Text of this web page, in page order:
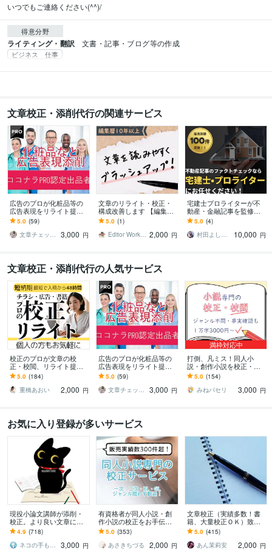
いつでもご連絡ください(^^)/
得意分野
ライティング・翻訳 文書・記事・ブログ等の作成
ビジネス 仕事
文章校正・添削代行の関連サービス
広告のプロが化粧品等の
広告表現をリライト提案
します 化粧品などのLP、
HP、記事、広告制作物な
ど丸ごとおまかせ！
5.0 (59)
文章チェックオフィス
3,000 円
文章のリライト・校正・
構成改善します 【編集暦1
0年】誤字脱字だけじゃな
い、“質の高い文章”へ。
5.0 (1)
Editor Works｜編集サポート 2,000 円
宅建士プロライターが不
動産・金融記事を監修し
ます ファクトチェックを
専門家に任せて読者に選
ばれる記事へ
5.0 (4)
村田よしみ｜コンテンツ制作｜宅建士
10,000 円
文章校正・添削代行の人気サービス
校正のプロが文章の校
正・校閲、リライト提案
をします 紙媒体実績9年の
校正者/安心価格・高品質/
小説・同人誌も！
5.0 (184)
重橋あおい
2,000 円
広告のプロが化粧品等の
広告表現をリライト提案
します 化粧品などのLP、
HP、記事、広告制作物な
ど丸ごとおまかせ！
5.0 (59)
文章チェックオフィス
3,000 円
満枠対応中
打倒、凡ミス！同人小
説・創作小説を校正・校
閲します 事実確認も。校
正士の精読で、誤字脱字
を減らし完成度を高めま
5.0 (154)
みねパセリ
3,000 円
お気に入り登録が多いサービス
現役小論文講師が添削・
校正。より良い文章に変
えます 文章で目的を叶え
る！ビジネス・対人関
係・生活をグッと豊か
4.9 (718)
ネコの手も借りたい＠青山舎
3,000 円
有資格者が同人小説・創
作小説の校正をお手伝い
します 即納可！実績300
件超！二次創作やBL・GL
も歓迎です
5.0 (353)
あさきちづる
2,000 円
文章校正（実績多数！書
籍、大量校正ＯＫ）致し
ます 確実な実績♥正しい
日本語・読みやすい文章
へ！
5.0 (415)
あん茉莉安
2,000 円